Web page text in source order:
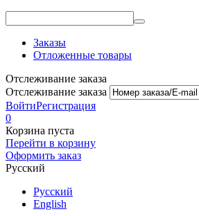
Заказы
Отложенные товары
Отслеживание заказа
Отслеживание заказа
ВойтиРегистрация
0
Корзина пуста
Перейти в корзину
Оформить заказ
Русский
Русский
English